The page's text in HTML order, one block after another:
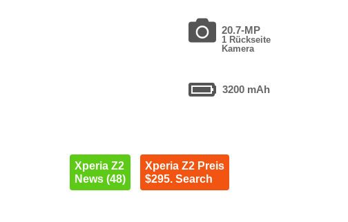
20.7-MP
1 Rückseite
Kamera
3200 mAh
Xperia Z2
News (48)
Xperia Z2 Preis
$295. Search